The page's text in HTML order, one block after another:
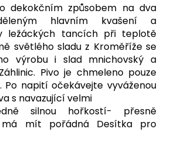
dekokčním způsobem na dva
hlavním kvašení a
ležáckých tancích při teplotě
světlého sladu z Kroměříže se
výrobu i slad mnichovský a
Pivo je chmeleno pouze
Po napití očekávejte vyváženou
s navazující velmi
silnou hořkostí- přesně
má mít pořádná Desítka pro